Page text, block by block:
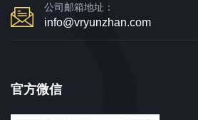
公司邮箱地址：
info@vryunzhan.com
官方微信